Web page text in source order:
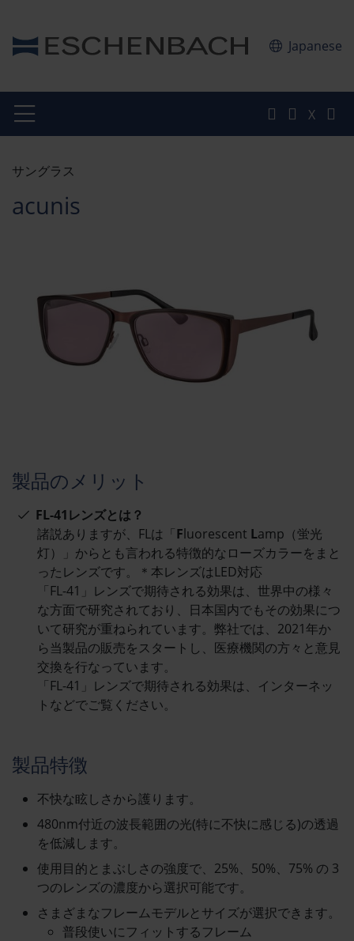
Japanese
X
サングラス
acunis
製品のメリット
FL-41レンズとは？
諸説ありますが、FLは「Fluorescent Lamp（蛍光
灯）」からとも言われる特徴的なローズカラーをまと
ったレンズです。＊本レンズはLED対応
「FL-41」レンズで期待される効果は、世界中の様々
な方面で研究されており、日本国内でもその効果につ
いて研究が重ねられています。弊社では、2021年か
ら当製品の販売をスタートし、医療機関の方々と意見
交換を行なっています。
「FL-41」レンズで期待される効果は、インターネッ
トなどでご覧ください。
製品特徴
不快な眩しさから護ります。
480nm付近の波長範囲の光(特に不快に感じる)の透過
を低減します。
使用目的とまぶしさの強度で、25%、50%、75% の 3
つのレンズの濃度から選択可能です。
さまざまなフレームモデルとサイズが選択できます。
普段使いにフィットするフレーム